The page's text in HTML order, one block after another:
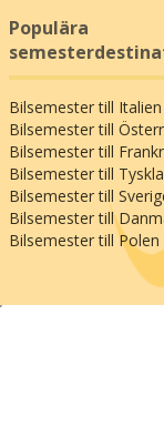
Populära
Bilsemester till Italien
Bilsemester till
Bilsemester till
Bilsemester till
Bilsemester till
Bilsemester till
Bilsemester till Polen